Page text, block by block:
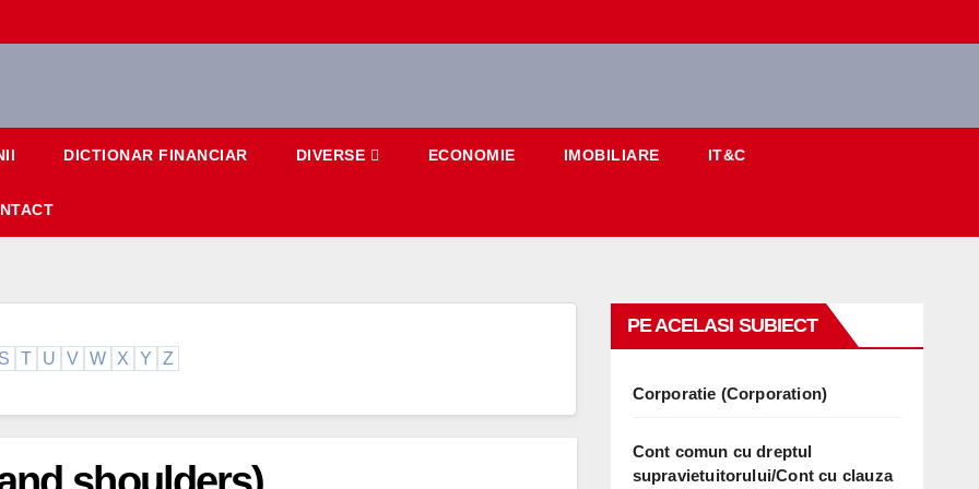
DICTIONAR FINANCIAR DIVERSE ECONOMIE IMOBILIARE IT&C
S T U V W X Y Z
PE ACELASI SUBIECT
Corporatie (Corporation)
Cont comun cu dreptul
supravietuitorului/Cont cu clauza